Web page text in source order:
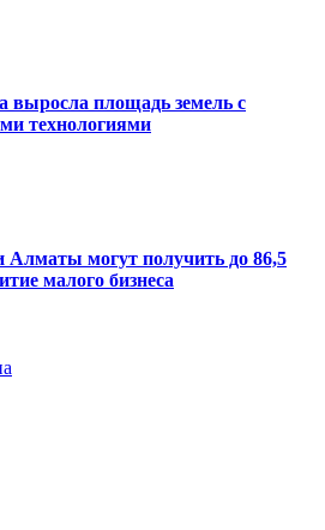
выросла площадь земель с
технологиями
Алматы могут получить до 86,5
малого бизнеса